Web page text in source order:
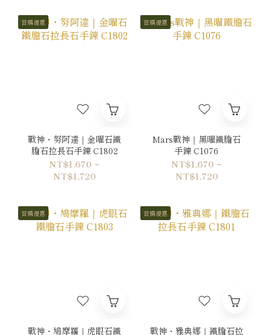
首購優惠
戰神・努阿達｜金曜石鐵
膽石拉長石手鍊 C1802
NT$1,670 ~
NT$1,720
首購優惠
Mars戰神｜黑曜鐵膽石
手鍊 C1076
NT$1,670 ~
NT$1,720
首購優惠
戰神・鳩摩羅｜虎眼石鐵
首購優惠
戰神・雅典娜｜鐵膽石拉